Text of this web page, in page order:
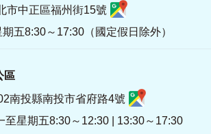
市中正區福州街15號
五8:30～17:30（國定假日除外）
區
南投縣南投市省府路4號
至星期五8:30～12:30 | 13:30～17:30